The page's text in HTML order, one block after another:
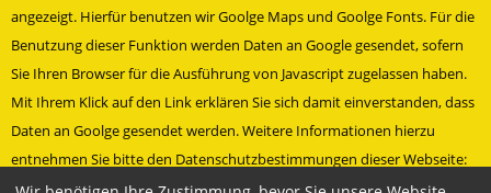
angezeigt. Hierfür benutzen wir Goolge Maps und Goolge Fonts. Für die
Benutzung dieser Funktion werden Daten an Google gesendet, sofern
Sie Ihren Browser für die Ausführung von Javascript zugelassen haben.
Mit Ihrem Klick auf den Link erklären Sie sich damit einverstanden, dass
Daten an Goolge gesendet werden. Weitere Informationen hierzu
entnehmen Sie bitte den Datenschutzbestimmungen dieser Webseite:
Datenschutzbestimmungen